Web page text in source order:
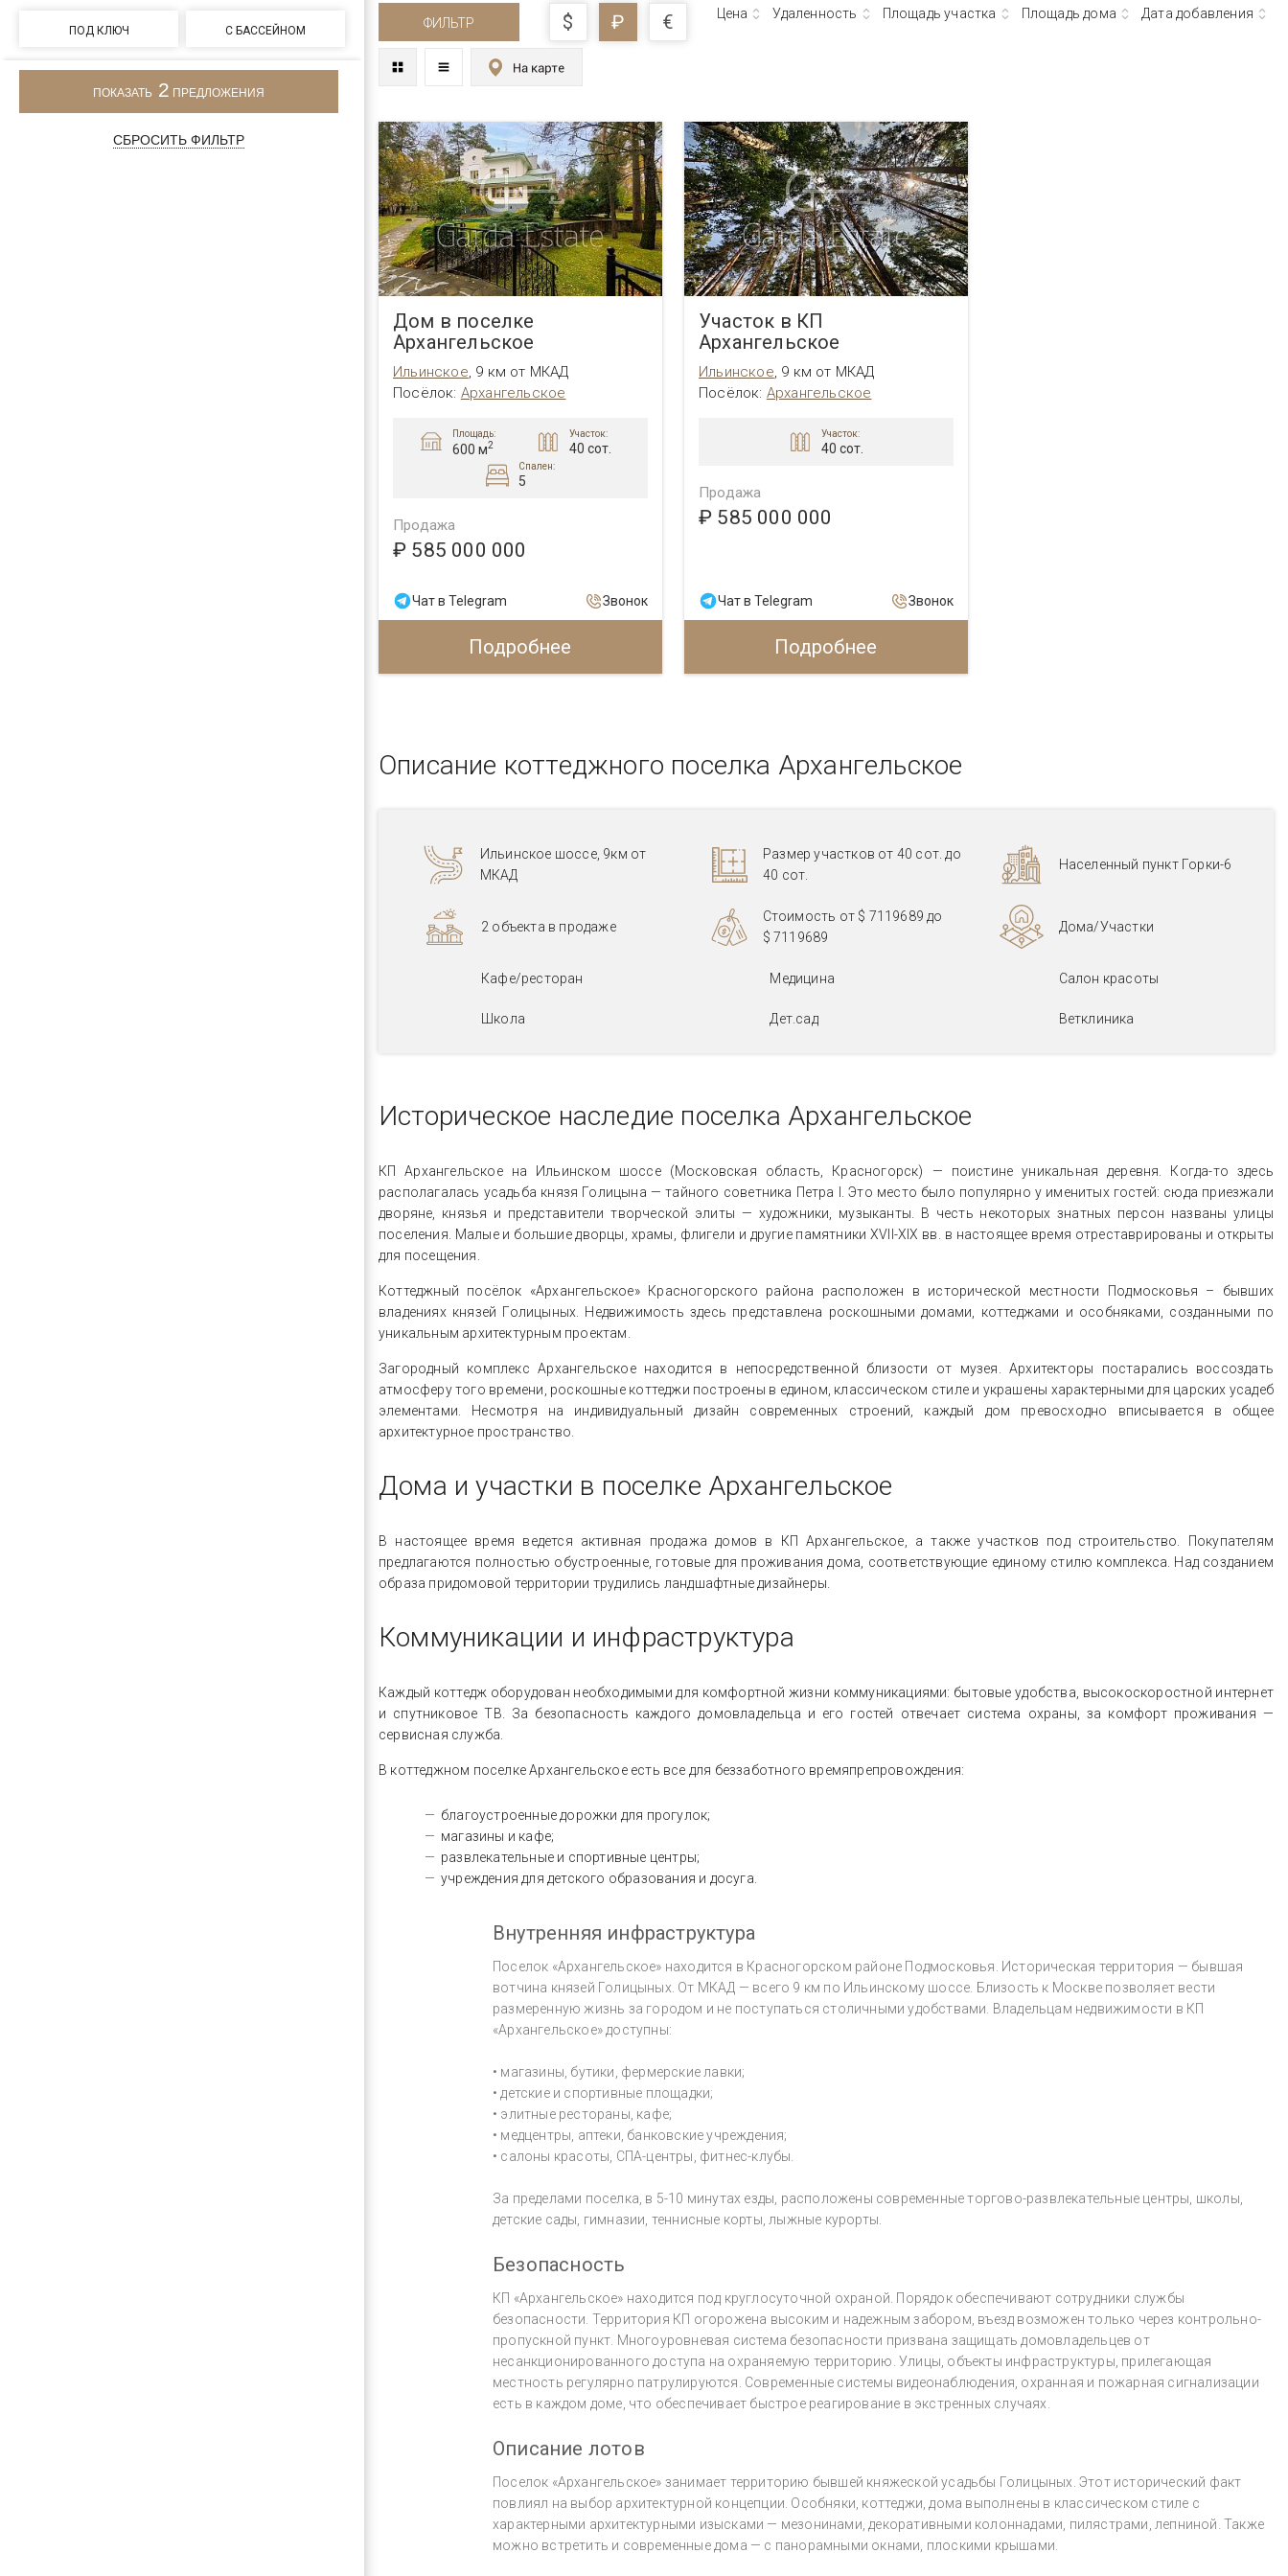
ПОД КЛЮЧ С БАССЕЙНОМ
ПОКАЗАТЬ 2 ПРЕДЛОЖЕНИЯ
СБРОСИТЬ ФИЛЬТР
ФИЛЬТР $ ₽ € Цена Удаленность Площадь участка Площадь дома Дата добавления
Дом в поселке
Архангельское
Ильинское 9 км от МКАД
Посёлок: Архангельское
Площадь:
600 м2
Участок:
40 сот.
Спален:
5
Продажа
₽ 585 000 000
Чат в Telegram Звонок
Подробнее
Участок в КП
Архангельское
Ильинское 9 км от МКАД
Посёлок: Архангельское
Участок:
40 сот.
Продажа
₽ 585 000 000
Чат в Telegram Звонок
Подробнее
Описание коттеджного поселка Архангельское
Ильинское шоссе, 9км от
МКАД
Размер участков от 40 сот. до
40 сот.
Населенный пункт Горки-6
2 объекта в продаже
Стоимость от $ 7119689 до
$ 7119689
Дома/Участки
Кафе/ресторан Медицина Салон красоты
Школа Дет.сад Ветклиника
Историческое наследие поселка Архангельское
КП Архангельское на Ильинском шоссе (Московская область, Красногорск) — поистине уникальная деревня. Когда-то здесь
располагалась усадьба князя Голицына — тайного советника Петра I. Это место было популярно у именитых гостей: сюда приезжали
дворяне, князья и представители творческой элиты — художники, музыканты. В честь некоторых знатных персон названы улицы
поселения. Малые и большие дворцы, храмы, флигели и другие памятники XVII-XIX вв. в настоящее время отреставрированы и открыты
для посещения.
Коттеджный посёлок «Архангельское» Красногорского района расположен в исторической местности Подмосковья – бывших
владениях князей Голицыных. Недвижимость здесь представлена роскошными домами, коттеджами и особняками, созданными по
уникальным архитектурным проектам.
Загородный комплекс Архангельское находится в непосредственной близости от музея. Архитекторы постарались воссоздать
атмосферу того времени, роскошные коттеджи построены в едином, классическом стиле и украшены характерными для царских усадеб
элементами. Несмотря на индивидуальный дизайн современных строений, каждый дом превосходно вписывается в общее
архитектурное пространство.
Дома и участки в поселке Архангельское
В настоящее время ведется активная продажа домов в КП Архангельское, а также участков под строительство. Покупателям
предлагаются полностью обустроенные, готовые для проживания дома, соответствующие единому стилю комплекса. Над созданием
образа придомовой территории трудились ландшафтные дизайнеры.
Коммуникации и инфраструктура
Каждый коттедж оборудован необходимыми для комфортной жизни коммуникациями: бытовые удобства, высокоскоростной интернет
и спутниковое ТВ. За безопасность каждого домовладельца и его гостей отвечает система охраны, за комфорт проживания —
сервисная служба.
В коттеджном поселке Архангельское есть все для беззаботного времяпрепровождения:
благоустроенные дорожки для прогулок;
магазины и кафе;
развлекательные и спортивные центры;
учреждения для детского образования и досуга.
Внутренняя инфраструктура
Поселок «Архангельское» находится в Красногорском районе Подмосковья. Историческая территория — бывшая
вотчина князей Голицыных. От МКАД — всего 9 км по Ильинскому шоссе. Близость к Москве позволяет вести
размеренную жизнь за городом и не поступаться столичными удобствами. Владельцам недвижимости в КП
«Архангельское» доступны:
• магазины, бутики, фермерские лавки;
• детские и спортивные площадки;
• элитные рестораны, кафе;
• медцентры, аптеки, банковские учреждения;
• салоны красоты, СПА-центры, фитнес-клубы.
За пределами поселка, в 5-10 минутах езды, расположены современные торгово-развлекательные центры, школы,
детские сады, гимназии, теннисные корты, лыжные курорты.
Безопасность
КП «Архангельское» находится под круглосуточной охраной. Порядок обеспечивают сотрудники службы
безопасности. Территория КП огорожена высоким и надежным забором, въезд возможен только через контрольно-
пропускной пункт. Многоуровневая система безопасности призвана защищать домовладельцев от
несанкционированного доступа на охраняемую территорию. Улицы, объекты инфраструктуры, прилегающая
местность регулярно патрулируются. Современные системы видеонаблюдения, охранная и пожарная сигнализации
есть в каждом доме, что обеспечивает быстрое реагирование в экстренных случаях.
Описание лотов
Поселок «Архангельское» занимает территорию бывшей княжеской усадьбы Голицыных. Этот исторический факт
повлиял на выбор архитектурной концепции. Особняки, коттеджи, дома выполнены в классическом стиле с
характерными архитектурными изысками — мезонинами, декоративными колоннадами, пилястрами, лепниной. Также
можно встретить и современные дома — с панорамными окнами, плоскими крышами.